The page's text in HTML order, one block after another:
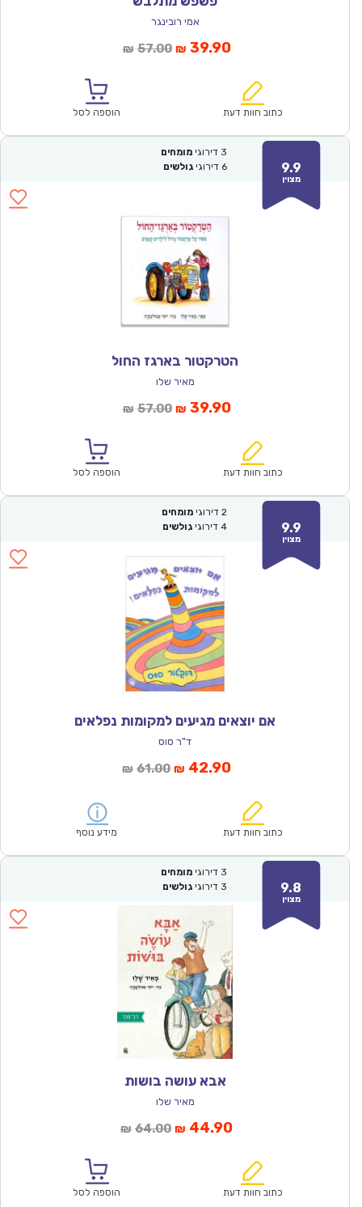
אמי רובינגר
₪ 57.00המחיר
₪57.00.
₪ 39.90המחיר
הוא:
כתוב חוות דעת הוספה לסל
9.9
מצוין
3 דירוגי מומחים
6 דירוגי גולשים
הטרקטור בארגז החול
מאיר שלו
₪ 57.00המחיר
₪57.00.
₪ 39.90המחיר
הוא:
כתוב חוות דעת הוספה לסל
9.9
מצוין
2 דירוגי מומחים
4 דירוגי גולשים
אם יוצאים מגיעים למקומות נפלאים
ד"ר סוס
₪ 61.00המחיר
₪61.00.
₪ 42.90המחיר
הוא:
כתוב חוות דעת מידע נוסף
9.8
מצוין
3 דירוגי מומחים
3 דירוגי גולשים
אבא עושה בושות
מאיר שלו
₪ 64.00המחיר
₪64.00.
₪ 44.90המחיר
הוא:
כתוב חוות דעת הוספה לסל